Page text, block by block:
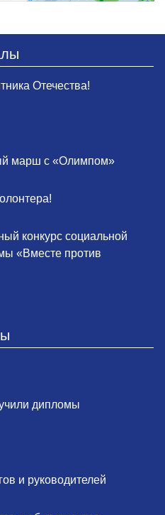
Отечества!
марш с «Олимпом»
конкурс социальной
«Вместе против
дипломы
и руководителей